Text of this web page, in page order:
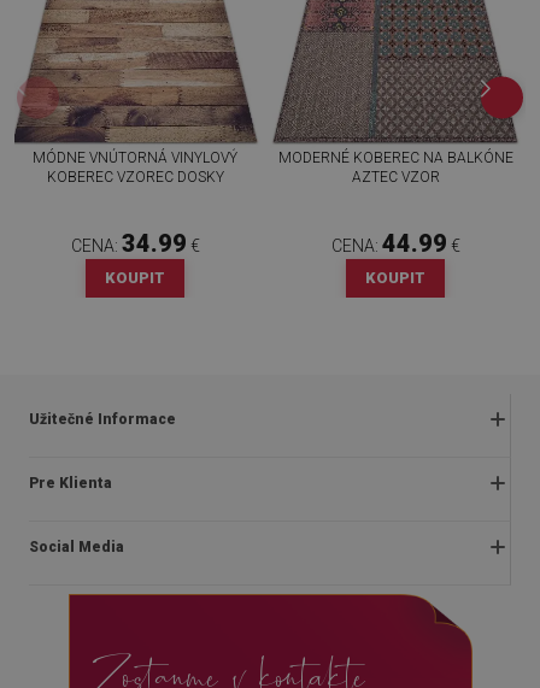
MÓDNE VNÚTORNÁ VINYLOVÝ
KOBEREC VZOREC DOSKY
CENA: 34.99 €
KOUPIT
MODERNÉ KOBEREC NA BALKÓNE
AZTEC VZOR
CENA: 44.99 €
KOUPIT
Užitečné Informace
Obchodné podmienky
Často kladené otázky
Pre Klienta
O nás
Social Media
instagram